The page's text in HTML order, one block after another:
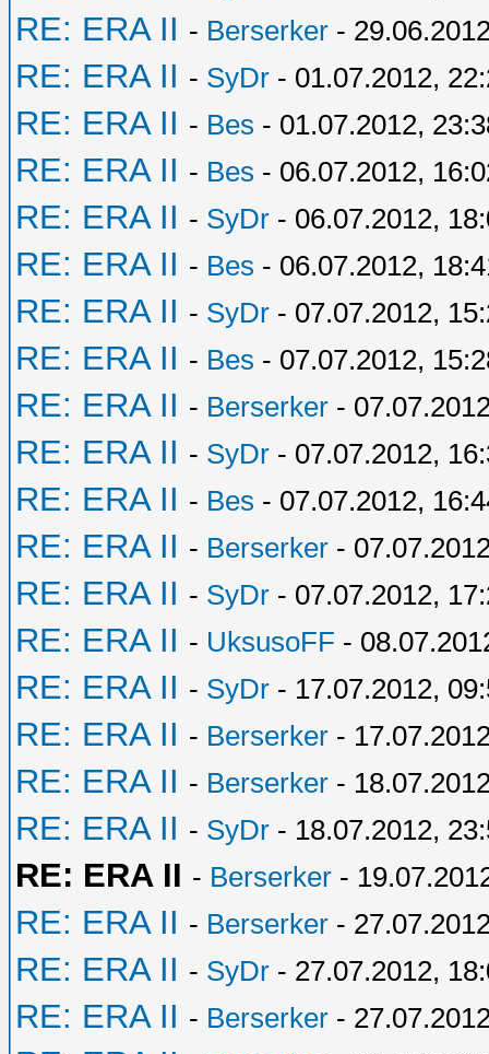
RE: ERA II - Berserker -
RE: ERA II - SyDr - 01.07.2012,
RE: ERA II - Bes - 01.07.2012,
RE: ERA II - Bes - 06.07.2012,
RE: ERA II - SyDr - 06.07.2012,
RE: ERA II - Bes - 06.07.2012,
RE: ERA II - SyDr - 07.07.2012,
RE: ERA II - Bes - 07.07.2012,
RE: ERA II - Berserker -
RE: ERA II - SyDr - 07.07.2012,
RE: ERA II - Bes - 07.07.2012,
RE: ERA II - Berserker -
RE: ERA II - SyDr - 07.07.2012,
RE: ERA II - UksusoFF -
RE: ERA II - SyDr - 17.07.2012,
RE: ERA II - Berserker -
RE: ERA II - Berserker -
RE: ERA II - SyDr - 18.07.2012,
RE: ERA II - Berserker -
RE: ERA II - Berserker -
RE: ERA II - SyDr - 27.07.2012,
RE: ERA II - Berserker -